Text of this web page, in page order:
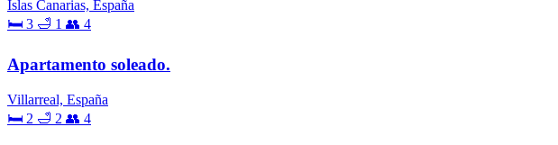
Islas Canarias, España
🛏 3 🛁 1 👥 4
Apartamento soleado.
Villarreal, España
🛏 2 🛁 2 👥 4